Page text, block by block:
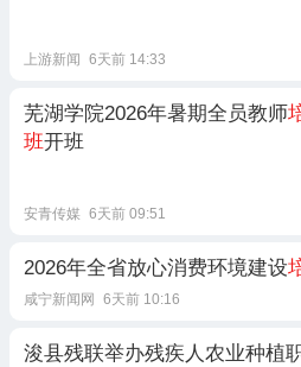
上游新闻 6天前 14:33
芜湖学院2026年暑期全员教师
班开班
安青传媒 6天前 09:51
2026年全省放心消费环境建设
咸宁新闻网 6天前 10:16
浚县残联举办残疾人农业种植